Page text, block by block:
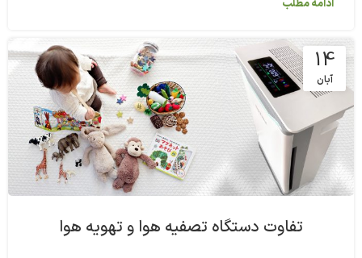
ادامه مطلب
14
آبان
تفاوت دستگاه تصفیه هوا و تهویه هوا